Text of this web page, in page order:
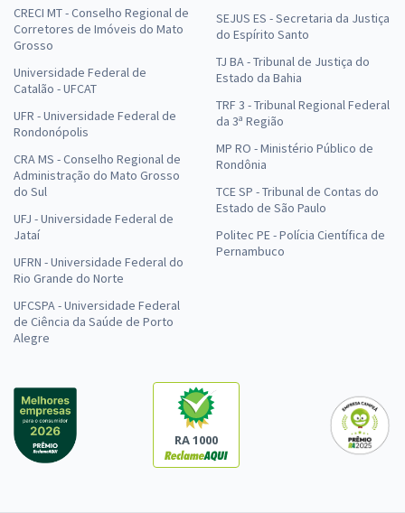
CRECI MT - Conselho Regional de
Corretores de Imóveis do Mato
Grosso
Universidade Federal de
Catalão - UFCAT
UFR - Universidade Federal de
Rondonópolis
CRA MS - Conselho Regional de
Administração do Mato Grosso
do Sul
UFJ - Universidade Federal de
Jataí
UFRN - Universidade Federal do
Rio Grande do Norte
UFCSPA - Universidade Federal
de Ciência da Saúde de Porto
Alegre
SEJUS ES - Secretaria da Justiça
do Espírito Santo
TJ BA - Tribunal de Justiça do
Estado da Bahia
TRF 3 - Tribunal Regional Federal
da 3ª Região
MP RO - Ministério Público de
Rondônia
TCE SP - Tribunal de Contas do
Estado de São Paulo
Politec PE - Polícia Científica de
Pernambuco
RA 1000